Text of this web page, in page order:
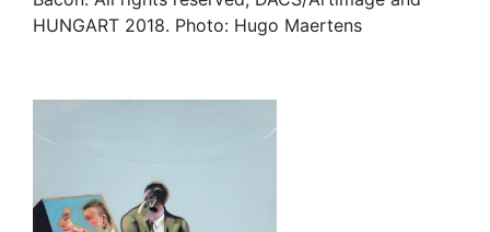
HUNGART 2018. Photo: Hugo Maertens